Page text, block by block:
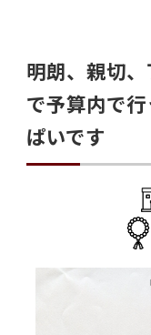
明朗、親切
で予算内で
ぱいです